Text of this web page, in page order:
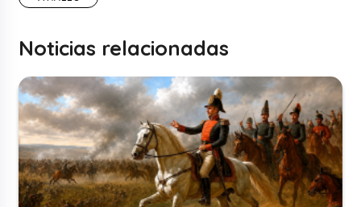
Noticias relacionadas